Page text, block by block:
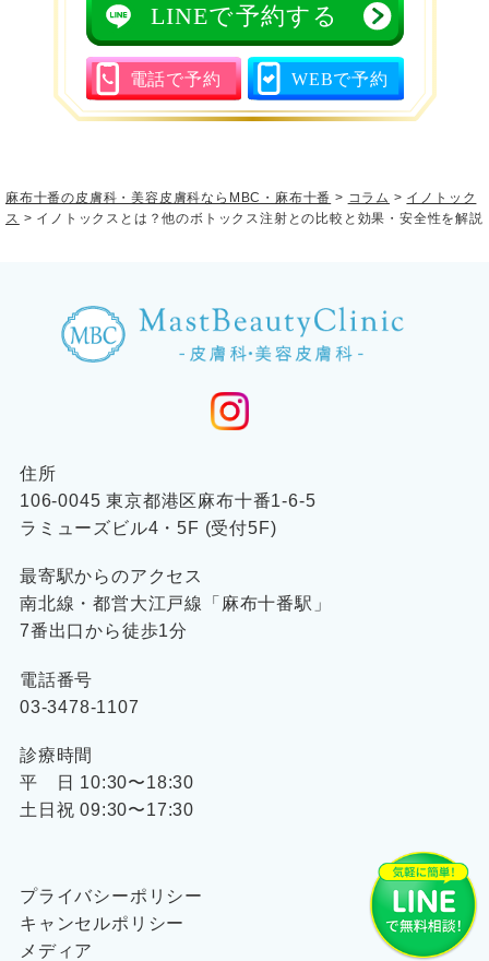
LINEで予約する
電話で予約 WEBで予約
麻布十番の皮膚科・美容皮膚科ならMBC・麻布十番 > コラム > イノトック
ス > イノトックスとは？他のボトックス注射との比較と効果・安全性を解説
住所
106-0045 東京都港区麻布十番1-6-5
ラミューズビル4・5F (受付5F)
最寄駅からのアクセス
南北線・都営大江戸線「麻布十番駅」
7番出口から徒歩1分
電話番号
03-3478-1107
診療時間
平 日 10:30〜18:30
土日祝 09:30〜17:30
プライバシーポリシー
キャンセルポリシー
メディア